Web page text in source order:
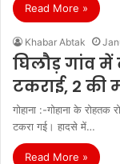
Read More »
Khabar Abtak
घिलौड़ गांव में
टकराई, 2 की
गोहाना :-गोहाना के रोहतक
टकरा गई। हादसे में…
Read More »